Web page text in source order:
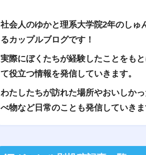
社会人のゆかと理系大学院2年のしゅ
るカップルブログです！
実際にぼくたちが経験したことをもと
て役立つ情報を発信していきます。
わたしたちが訪れた場所やおいしか
べ物など日常のことも発信していきま